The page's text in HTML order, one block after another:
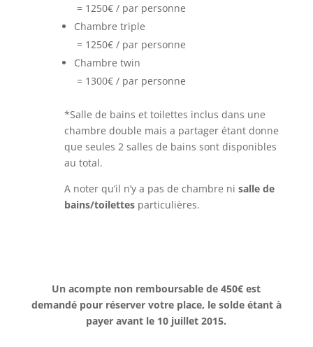
= 1250€ / par personne
Chambre triple
= 1250€ / par personne
Chambre twin
= 1300€ / par personne
*Salle de bains et toilettes inclus dans une
chambre double mais a partager étant donne
que seules 2 salles de bains sont disponibles
au total.
A noter qu’il n’y a pas de chambre ni salle de
bains/toilettesparticulières.
Un acompte non remboursable de 450€ est
demandé pour réserver votre place, le solde étant à
payer avant le 10 juillet 2015.